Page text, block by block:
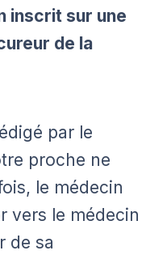
inscrit sur une
de la
par le
proche ne
le médecin
vers le médecin
de sa